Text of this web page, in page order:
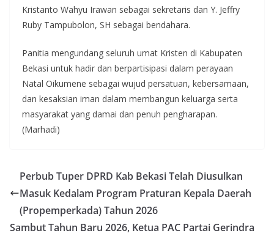
Kristanto Wahyu Irawan sebagai sekretaris dan Y. Jeffry
Ruby Tampubolon, SH sebagai bendahara.
Panitia mengundang seluruh umat Kristen di Kabupaten
Bekasi untuk hadir dan berpartisipasi dalam perayaan
Natal Oikumene sebagai wujud persatuan, kebersamaan,
dan kesaksian iman dalam membangun keluarga serta
masyarakat yang damai dan penuh pengharapan.
(Marhadi)
Perbub Tuper DPRD Kab Bekasi Telah Diusulkan
Masuk Kedalam Program Praturan Kepala Daerah
(Propemperkada) Tahun 2026
Sambut Tahun Baru 2026, Ketua PAC Partai Gerindra